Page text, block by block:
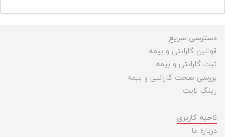
دسترسی سریع
قوانین گارانتی و بیمه
ثبت گارانتی و بیمه
بررسی صحت گارانتی و بیمه
رینگ لایت
ناحیه کاربری
درباره ما